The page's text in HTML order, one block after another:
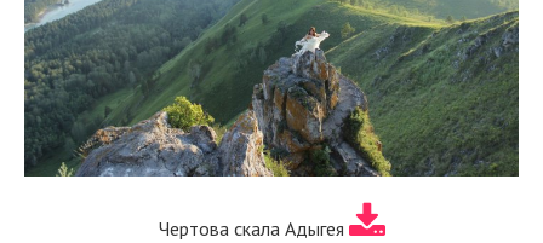
Чертова скала Адыгея